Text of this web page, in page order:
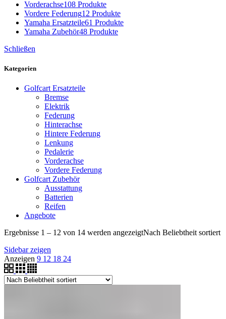
Vorderachse108 Produkte
Vordere Federung12 Produkte
Yamaha Ersatzteile61 Produkte
Yamaha Zubehör48 Produkte
Schließen
Kategorien
Golfcart Ersatzteile
Bremse
Elektrik
Federung
Hinterachse
Hintere Federung
Lenkung
Pedalerie
Vorderachse
Vordere Federung
Golfcart Zubehör
Ausstattung
Batterien
Reifen
Angebote
Ergebnisse 1 – 12 von 14 werden angezeigtNach Beliebtheit sortiert
Sidebar zeigen
Anzeigen 9 12 18 24